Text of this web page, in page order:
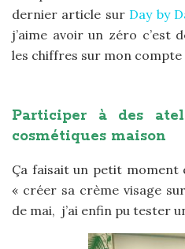
dernier article sur Day by
j’aime avoir un zéro c’est
les chiffres sur mon compte
Participer à des
cosmétiques maison
Ça faisait un petit moment
« créer sa crème visage
de mai, j’ai enfin pu tester